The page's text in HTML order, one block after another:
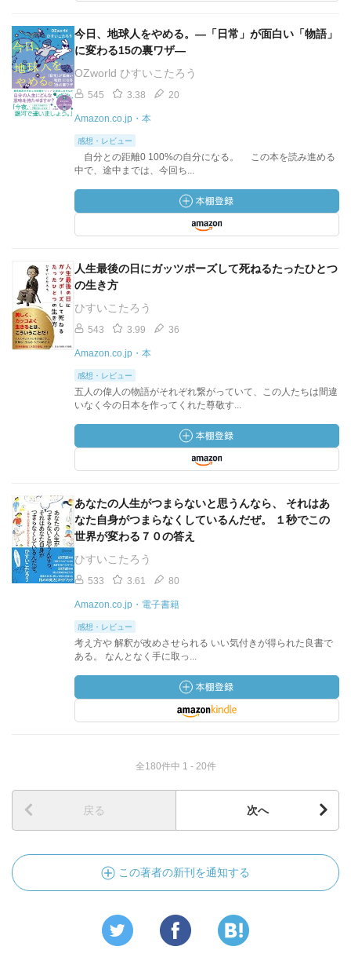
今日、地球人をやめる。—「日常」が面白い「物語」
に変わる15の裏ワザ—
OZworld ひすいこたろう
545 3.38 20
Amazon.co.jp・本
感想・レビュー
自分との距離0 100%の自分になる。 この本を読み進める
中で、途中までは、今回ち...
人生最後の日にガッツポーズして死ねるたったひとつ
の生き方
ひすいこたろう
543 3.99 36
Amazon.co.jp・本
感想・レビュー
五人の偉人の物語がそれぞれ繋がっていて、この人たちは間違
いなく今の日本を作ってくれた尊敬す...
あなたの人生がつまらないと思うんなら、 それはあ
なた自身がつまらなくしているんだぜ。 １秒でこの
世界が変わる７０の答え
ひすいこたろう
533 3.61 80
Amazon.co.jp・電子書籍
感想・レビュー
考え方や 解釈が改めさせられる いい気付きが得られた良書で
ある。 なんとなく手に取っ...
全180件中 1 - 20件
戻る 次へ
この著者の新刊を通知する